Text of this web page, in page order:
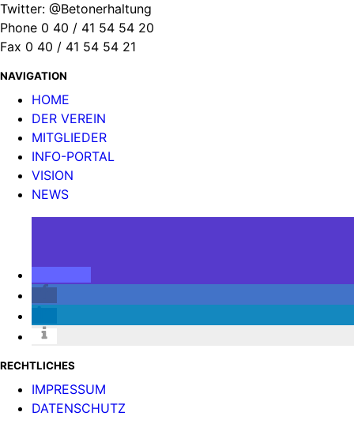
Twitter: @Betonerhaltung
Phone 0 40 / 41 54 54 20
Fax 0 40 / 41 54 54 21
NAVIGATION
HOME
DER VEREIN
MITGLIEDER
INFO-PORTAL
VISION
NEWS
RECHTLICHES
IMPRESSUM
DATENSCHUTZ